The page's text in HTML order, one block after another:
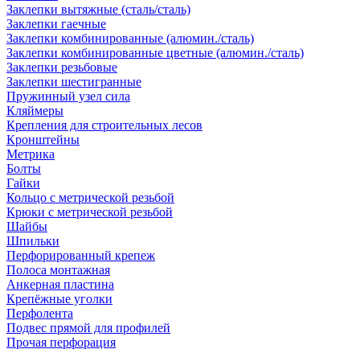
Заклепки вытяжные (сталь/сталь)
Заклепки гаечные
Заклепки комбинированные (алюмин./сталь)
Заклепки комбинированные цветные (алюмин./сталь)
Заклепки резьбовые
Заклепки шестигранные
Пружинный узел сила
Кляймеры
Крепления для строительных лесов
Кронштейны
Метрика
Болты
Гайки
Кольцо с метрической резьбой
Крюки с метрической резьбой
Шайбы
Шпильки
Перфорированный крепеж
Полоса монтажная
Анкерная пластина
Крепёжные уголки
Перфолента
Подвес прямой для профилей
Прочая перфорация